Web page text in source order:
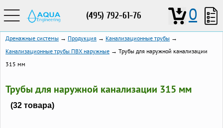
(495) 792-61-76 0
Дренажные системы → Продукция → Канализационные трубы →
Канализационные трубы ПВХ наружные → Трубы для наружной канализации
315 мм
Трубы для наружной канализации 315 мм
(32 товара)